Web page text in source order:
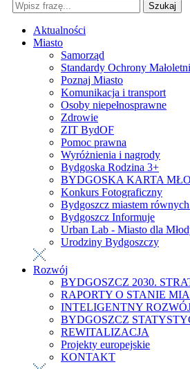
Szukaj
Aktualności
Miasto
Samorząd
Standardy Ochrony
Poznaj Miasto
Komunikacja i transport
Osoby niepełnosprawne
Zdrowie
ZIT BydOF
Pomoc prawna
Wyróżnienia i nagrody
Bydgoska Rodzina 3+
BYDGOSKA KARTA
Konkurs Fotograficzny
Bydgoszcz miastem równych
Bydgoszcz Informuje
Urban Lab - Miasto dla
Urodziny Bydgoszczy
Rozwój
BYDGOSZCZ 2030.
RAPORTY O STANIE
INTELIGENTNY
BYDGOSZCZ
REWITALIZACJA
Projekty europejskie
KONTAKT